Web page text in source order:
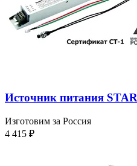
Источник питания
Изготовим за Россия
4 415 ₽